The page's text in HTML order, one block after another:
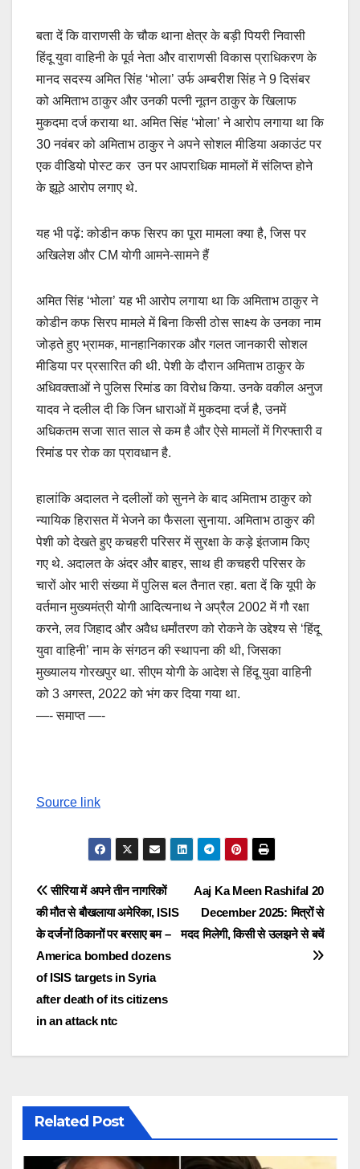
बता दें कि वाराणसी के चौक थाना क्षेत्र के बड़ी पियरी निवासी
हिंदू युवा वाहिनी के पूर्व नेता और वाराणसी विकास प्राधिकरण के
मानद सदस्य अमित सिंह ‘भोला’ उर्फ अम्बरीश सिंह ने 9 दिसंबर
को अमिताभ ठाकुर और उनकी पत्नी नूतन ठाकुर के खिलाफ
मुकदमा दर्ज कराया था. अमित सिंह ‘भोला’ ने आरोप लगाया था कि
30 नवंबर को अमिताभ ठाकुर ने अपने सोशल मीडिया अकाउंट पर
एक वीडियो पोस्ट कर उन पर आपराधिक मामलों में संलिप्त होने
के झूठे आरोप लगाए थे.
यह भी पढ़ें: कोडीन कफ सिरप का पूरा मामला क्या है, जिस पर
अखिलेश और CM योगी आमने-सामने हैं
अमित सिंह ‘भोला’ यह भी आरोप लगाया था कि अमिताभ ठाकुर ने
कोडीन कफ सिरप मामले में बिना किसी ठोस साक्ष्य के उनका नाम
जोड़ते हुए भ्रामक, मानहानिकारक और गलत जानकारी सोशल
मीडिया पर प्रसारित की थी. पेशी के दौरान अमिताभ ठाकुर के
अधिवक्ताओं ने पुलिस रिमांड का विरोध किया. उनके वकील अनुज
यादव ने दलील दी कि जिन धाराओं में मुकदमा दर्ज है, उनमें
अधिकतम सजा सात साल से कम है और ऐसे मामलों में गिरफ्तारी व
रिमांड पर रोक का प्रावधान है.
हालांकि अदालत ने दलीलों को सुनने के बाद अमिताभ ठाकुर को
न्यायिक हिरासत में भेजने का फैसला सुनाया. अमिताभ ठाकुर की
पेशी को देखते हुए कचहरी परिसर में सुरक्षा के कड़े इंतजाम किए
गए थे. अदालत के अंदर और बाहर, साथ ही कचहरी परिसर के
चारों ओर भारी संख्या में पुलिस बल तैनात रहा. बता दें कि यूपी के
वर्तमान मुख्यमंत्री योगी आदित्यनाथ ने अप्रैल 2002 में गौ रक्षा
करने, लव जिहाद और अवैध धर्मांतरण को रोकने के उद्देश्य से ‘हिंदू
युवा वाहिनी’ नाम के संगठन की स्थापना की थी, जिसका
मुख्यालय गोरखपुर था. सीएम योगी के आदेश से हिंदू युवा वाहिनी
को 3 अगस्त, 2022 को भंग कर दिया गया था.
—- समाप्त —-
Source link
Post
navigation
Aaj Ka Meen Rashifal 20
December 2025: मित्रों से
मदद मिलेगी, किसी से उलझने से बचें
सीरिया में अपने तीन नागरिकों
की मौत से बौखलाया अमेरिका, ISIS
के दर्जनों ठिकानों पर बरसाए बम –
America bombed dozens
of ISIS targets in Syria
after death of its citizens
in an attack ntc
Related Post